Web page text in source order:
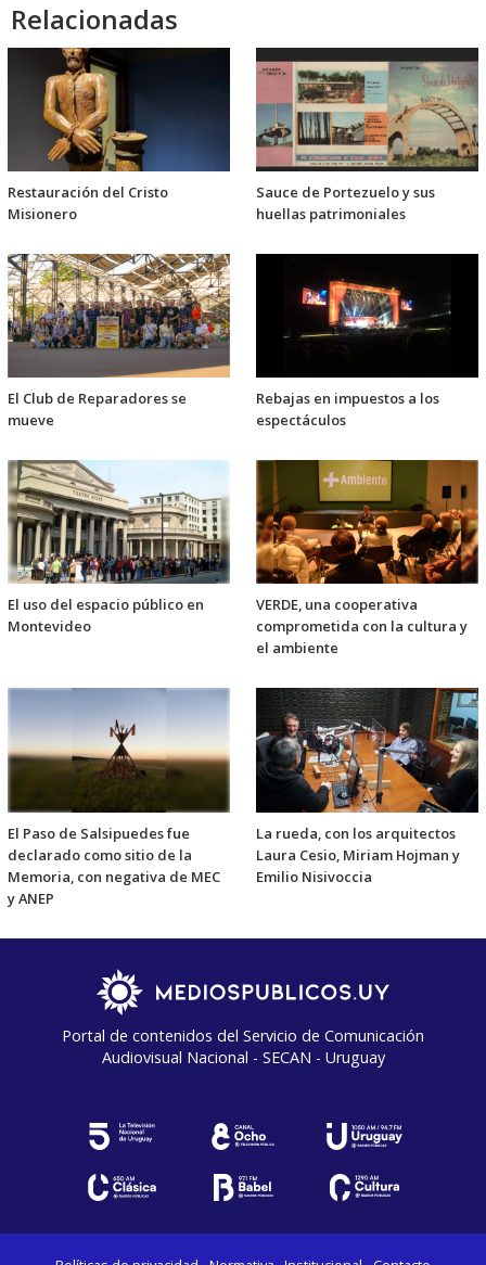
Relacionadas
Restauración del Cristo
Misionero
Sauce de Portezuelo y sus
huellas patrimoniales
El Club de Reparadores se
mueve
Rebajas en impuestos a los
espectáculos
El uso del espacio público en
Montevideo
VERDE, una cooperativa
comprometida con la cultura y
el ambiente
El Paso de Salsipuedes fue
declarado como sitio de la
Memoria, con negativa de MEC
y ANEP
La rueda, con los arquitectos
Laura Cesio, Miriam Hojman y
Emilio Nisivoccia
Portal de contenidos del Servicio de Comunicación
Audiovisual Nacional - SECAN - Uruguay